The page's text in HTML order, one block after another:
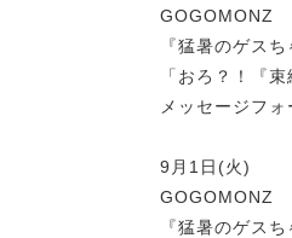
GOGOMONZ
『猛暑のゲス
「おろ？！『
メッセージフォ
9月1日(火)
GOGOMONZ
『猛暑のゲス